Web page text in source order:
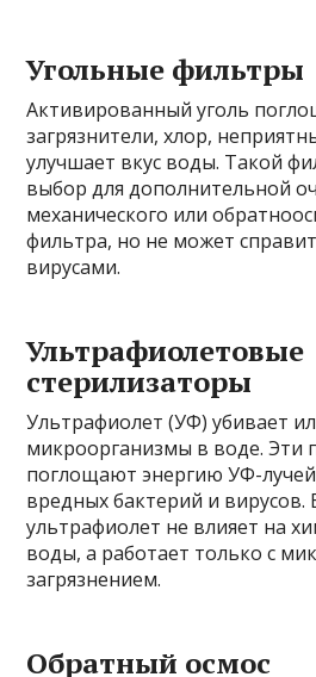
Угольные фильтры
Активированный уголь
загрязнители, хлор,
улучшает вкус воды. Такой
выбор для дополнительной
механического или
фильтра, но не может
вирусами.
Ультрафиолетовые
стерилизаторы
Ультрафиолет (УФ) убивает
микроорганизмы в воде. Эти
поглощают энергию УФ-
вредных бактерий и вирусов.
ультрафиолет не влияет на
воды, а работает только с
загрязнением.
Обратный осмос